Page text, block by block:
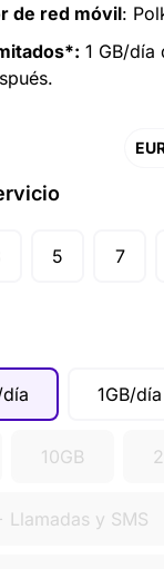
de red móvil:
1 GB/día
5 7
1GB/día
10GB
Llamadas y SMS